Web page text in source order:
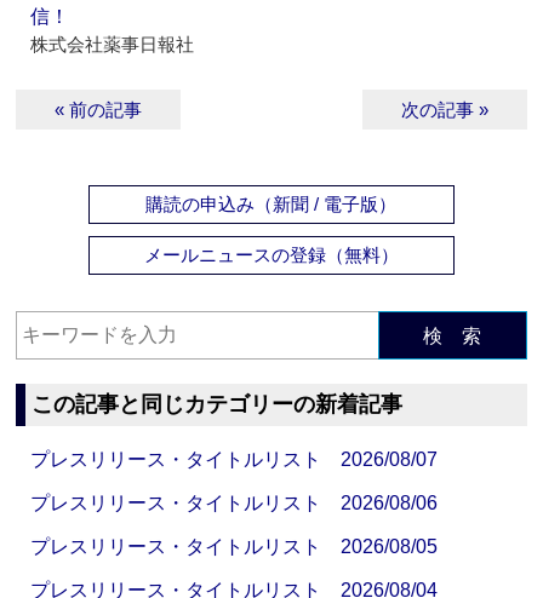
信！
株式会社薬事日報社
« 前の記事 次の記事 »
購読の申込み（新聞 / 電子版）
メールニュースの登録（無料）
検 索
この記事と同じカテゴリーの新着記事
プレスリリース・タイトルリスト 2026/08/07
プレスリリース・タイトルリスト 2026/08/06
プレスリリース・タイトルリスト 2026/08/05
プレスリリース・タイトルリスト 2026/08/04